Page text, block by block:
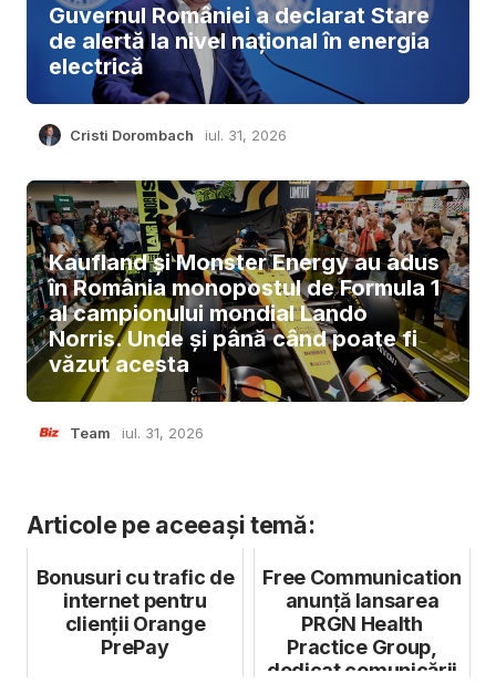
Guvernul României a declarat Stare
de alertă la nivel național în energia
electrică
Cristi Dorombach iul. 31, 2026
Kaufland și Monster Energy au adus
în România monopostul de Formula 1
al campionului mondial Lando
Norris. Unde și până când poate fi
văzut acesta
Team iul. 31, 2026
Articole pe aceeași temă:
Bonusuri cu trafic de
internet pentru
clienții Orange
PrePay
Free Communication
anunță lansarea
PRGN Health
Practice Group,
dedicat comunicării